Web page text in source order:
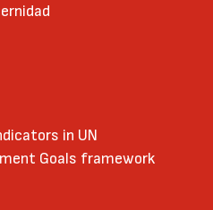
in UN
Goals framework